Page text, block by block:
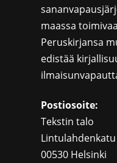
maassa
Peruskirjansa
edistää
Postiosoite:
Tekstin talo
00530 Helsinki